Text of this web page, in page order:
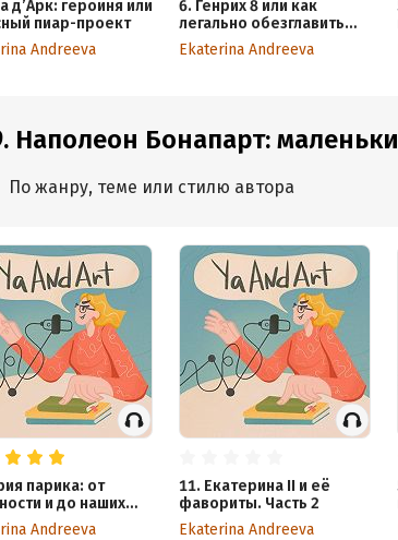
д’Арк: героиня или
пиар-проект
Andreeva
6. Генрих 8 или как
легально обезглавить
жену
Ekaterina Andreeva
Наполеон Бонапарт:
По жанру, теме или стилю автора
парика: от
и до наших
Andreeva
11. Екатерина II и её
фавориты. Часть 2
Ekaterina Andreeva